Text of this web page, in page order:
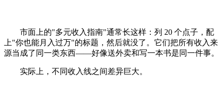
市面上的"多元收入指南"通常长这样：列 20 个点子，配
上"你也能月入过万"的标题，然后就没了。它们把所有收入来
源当成了同一类东西——好像送外卖和写一本书是同一件事。
实际上，不同收入线之间差异巨大。